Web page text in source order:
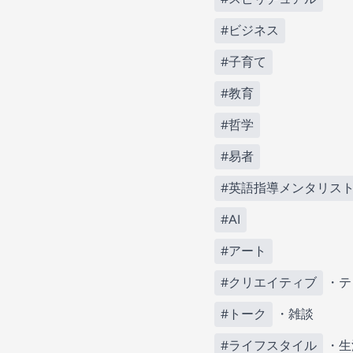
#ビジネス
#子育て
#教育
#哲学
#易者
#英語指導メンタリスト
#AI
#アート
#クリエイティブ ・
#トーク ・雑談
#ライフスタイル ・